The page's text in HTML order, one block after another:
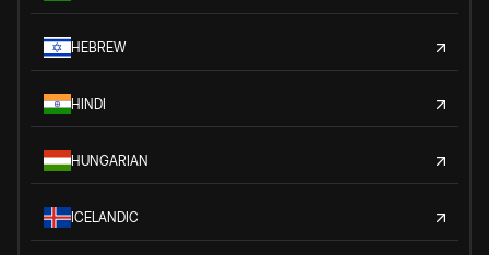
HEBREW
HINDI
HUNGARIAN
ICELANDIC